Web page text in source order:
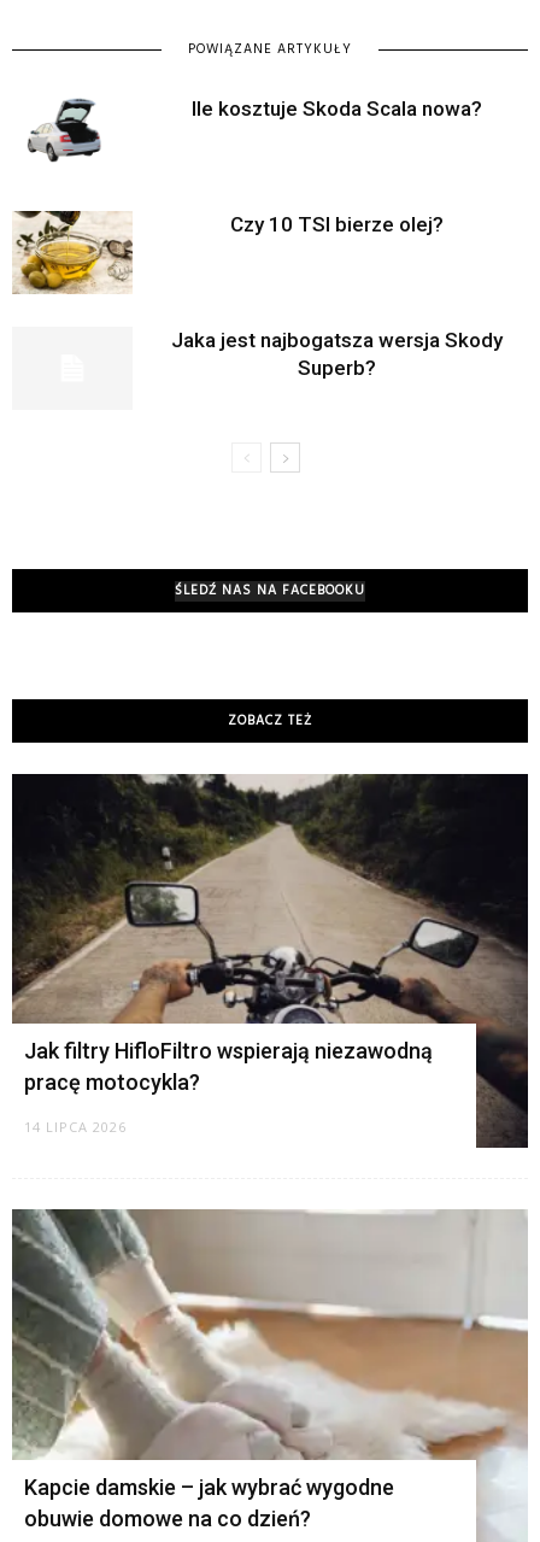
POWIĄZANE ARTYKUŁY
Ile kosztuje Skoda Scala nowa?
Czy 10 TSI bierze olej?
Jaka jest najbogatsza wersja Skody
Superb?
ŚLEDŹ NAS NA FACEBOOKU
ZOBACZ TEŻ
Jak filtry HifloFiltro wspierają niezawodną
pracę motocykla?
14 LIPCA 2026
Kapcie damskie – jak wybrać wygodne
obuwie domowe na co dzień?